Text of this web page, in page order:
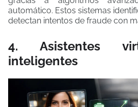
automático. Estos sistemas
detectan intentos de fraude con
4. Asistentes
inteligentes